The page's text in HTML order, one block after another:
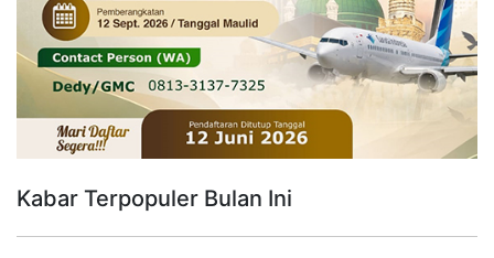
Kabar Terpopuler Bulan Ini